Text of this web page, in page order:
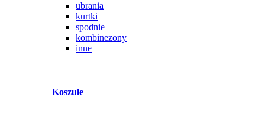
ubrania
kurtki
spodnie
kombinezony
inne
Koszule